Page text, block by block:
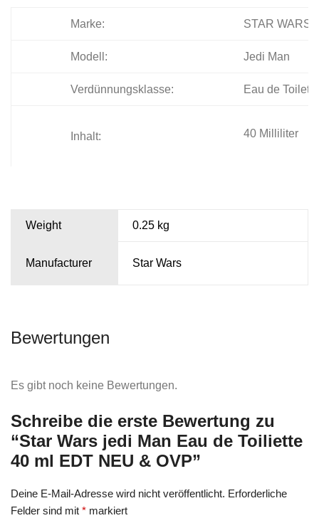
Marke: STAR WARS
Modell: Jedi Man
Verdünnungsklasse: Eau de Toilette
Inhalt: 40 Milliliter
Weight 0.25 kg
Manufacturer Star Wars
Bewertungen
Es gibt noch keine Bewertungen.
Schreibe die erste Bewertung zu
“Star Wars jedi Man Eau de Toiliette
40 ml EDT NEU & OVP”
Deine E-Mail-Adresse wird nicht veröffentlicht. Erforderliche
Felder sind mit * markiert